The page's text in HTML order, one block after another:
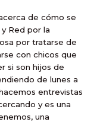
de cómo se
Red por la
por tratarse de
con chicos que
si son hijos de
de lunes a
entrevistas
y es una
una